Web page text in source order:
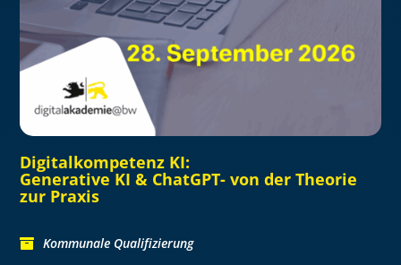
Digitalkompetenz KI:
Generative KI & ChatGPT- von der Theorie
zur Praxis
Kommunale Qualifizierung